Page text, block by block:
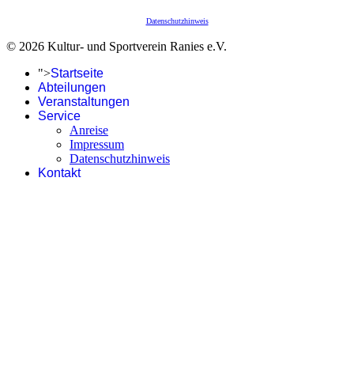
Datenschutzhinweis
© 2026 Kultur- und Sportverein Ranies e.V.
">Startseite
Abteilungen
Veranstaltungen
Service
Anreise
Impressum
Datenschutzhinweis
Kontakt